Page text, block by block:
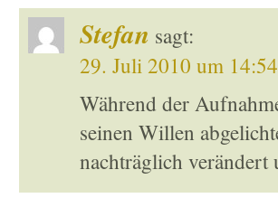
Stefan sagt:
29. Juli 2010 um
Während der
seinen Willen
nachträglich verändert